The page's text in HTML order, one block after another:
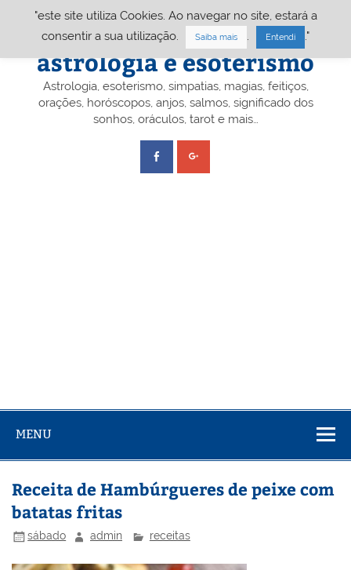
Portal A&E – Portal
astrologia e esoterismo
Astrologia, esoterismo, simpatias, magias, feitiços,
orações, horóscopos, anjos, salmos, significado dos
sonhos, oráculos, tarot e mais…
MENU
Receita de Hambúrgueres de peixe com
batatas fritas
sábado admin receitas
"este site utiliza Cookies. Ao navegar no site, estará a
consentir a sua utilização.
Saiba mais Entendi ."